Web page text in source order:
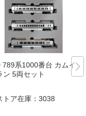
789系1000番台 カムイ・
ン 5両セット
トア在庫： 3038